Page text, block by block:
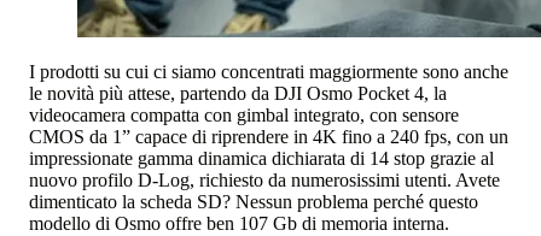
I prodotti su cui ci siamo concentrati maggiormente sono anche
le novità più attese, partendo da DJI Osmo Pocket 4, la
videocamera compatta con gimbal integrato, con sensore
CMOS da 1” capace di riprendere in 4K fino a 240 fps, con un
impressionate gamma dinamica dichiarata di 14 stop grazie al
nuovo profilo D-Log, richiesto da numerosissimi utenti. Avete
dimenticato la scheda SD? Nessun problema perché questo
modello di Osmo offre ben 107 Gb di memoria interna.